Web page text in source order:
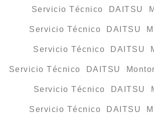
Servicio Técnico DAITSU
Servicio Técnico DAITSU
Servicio Técnico DAITSU
Servicio Técnico DAITSU
Servicio Técnico DAITSU
Servicio Técnico DAITSU